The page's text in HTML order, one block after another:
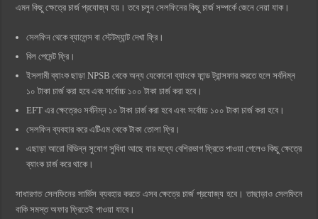
এমন কিছু ক্ষেত্রে চার্জ প্রযোজ্য হয়। তবে চলুন সেলফিনের কিছু চার্জ সম্পর্কে জেনে নেয়া যাক।
সেলফিন থেকে ব্যালেন্স বা স্টেটম্যান্ট দেখা ফ্রি।
বিল পেমেন্ট ফ্রি।
ইসলামী ব্যাংক ছাড়া NPSB থেকে অন্য যেকোনো ব্যাংকে ফান্ড ট্রান্সফার করতে হলে সর্বনিম্ন
১০ টাকা চার্জ করা হবে এবং সর্বোচ্চ ১০০ টাকা চার্জ করা হবে।
EFT এর ক্ষেত্রেও সর্বনিম্ন ১০ টাকা চার্জ করা হবে এবং সর্বোচ্চ ১০০ টাকা চার্জ করা হবে।
সেলফিন ব্যবহার করে এটিএম থেকে টাকা তোলা ফ্রি।
এছাড়া আরো বিভিন্ন সুযোগ সুবিধা আছে যার মধ্যে বেশিরভাগ ফ্রিতে পাওয়া গেলেও কিছু ক্ষেত্রে
ব্যাংক চার্জ করে থাকে।
সাধারণত সেলফিনের সার্ভিস ব্যবহার করতে এসব ক্ষেত্রে চার্জ প্রযোজ্য হবে। তাছাড়াও সেলফিনে
বাকি সমস্ত অফার ফ্রিতেই পাওয়া যাবে।